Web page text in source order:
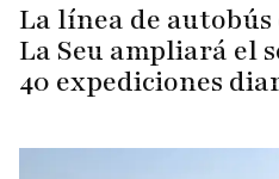
La línea de
La Seu ampliará el
40 expediciones